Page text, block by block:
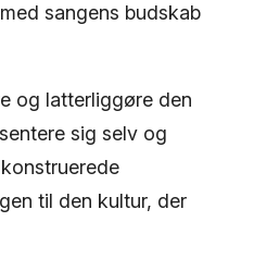
sangens budskab
og latterliggøre den
sig selv og
til den kultur, der